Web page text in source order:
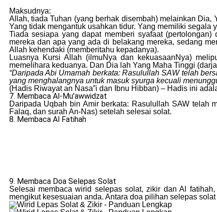
Maksudnya:
Allah, tiada Tuhan (yang berhak disembah) melainkan
Yang tidak mengantuk usahkan tidur. Yang memiliki
Tiada sesiapa yang dapat memberi syafaat
mereka dan apa yang ada di belakang mereka, sedang
Allah kehendaki (memberitahu kepadanya).
Luasnya Kursi Allah (ilmuNya dan kekuasaanNya)
memelihara keduanya. Dan Dia lah Yang Maha Tinggi
“Daripada Abi Umamah berkata: Rasulullah SAW telah
yang menghalangnya untuk masuk syurga kecuali
(Hadis Riwayat an Nasa‟i dan Ibnu Hibban) – Hadis ini
7. Membaca Al-Mu’awwidzat
Daripada Uqbah bin Amir berkata: Rasulullah SAW telah
Falaq, dan surah An-Nas) setelah selesai solat.
8. Membaca Al Fatihah
9. Membaca Doa Selepas Solat
Selesai membaca wirid selepas solat, zikir dan Al
mengikut kesesuaian anda. Antara doa pilihan selepas